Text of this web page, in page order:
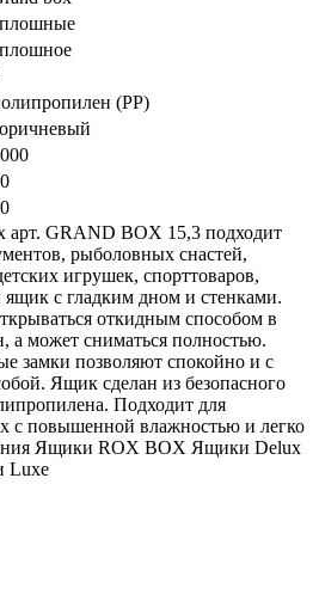
(PP)
GRAND BOX 15,3 подходит
рыболовных снастей,
игрушек, спорттоваров,
с гладким дном и стенками.
откидным способом в
а может сниматься полностью.
замки позволяют спокойно и с
Ящик сделан из безопасного
Подходит для
с повышенной влажностью и легко
Ящики ROX BOX Ящики Delux
Luxe